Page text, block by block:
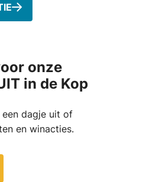
onze
in de Kop
dagje uit of
en winacties.